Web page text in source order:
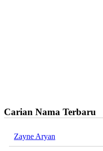
Carian Nama Terbaru
Zayne Aryan